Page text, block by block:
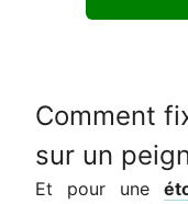
Comment
sur un
Et pour une